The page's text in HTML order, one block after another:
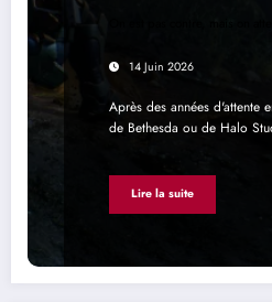
On est pas contre, mais on
14 Juin 2026
Après des années d'attente
de Bethesda ou de Halo
Lire la suite